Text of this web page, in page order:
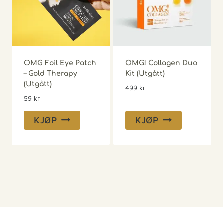
OMG Foil Eye Patch
– Gold Therapy
(Utgått)
59 kr
KJØP
OMG! Collagen Duo
Kit (Utgått)
499 kr
KJØP